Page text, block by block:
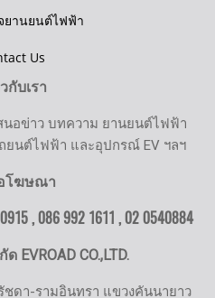
ยานยนต์ไฟฟ้า
Us
กับเรา
สนอข่าว บทความ ยานยนต์ไฟฟ้า
ยนต์ไฟฟ้า และอุปกรณ์ EV ฯลฯ
โฆษณา
, 086 992 1611 ,02 0540884
EVROAD CO.,LTD.
ดา-รามอินทรา แขวงคันนายาว